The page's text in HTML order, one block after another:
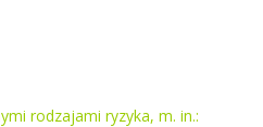
rodzajami ryzyka, m. in.: